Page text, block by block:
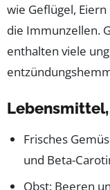
wie Geflügel,
die Immunzellen.
enthalten viele
Frisches
und Beta-
Obst: Beeren